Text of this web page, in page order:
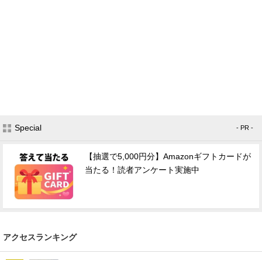
Special - PR -
【抽選で5,000円分】Amazonギフトカードが
当たる！読者アンケート実施中
アクセスランキング